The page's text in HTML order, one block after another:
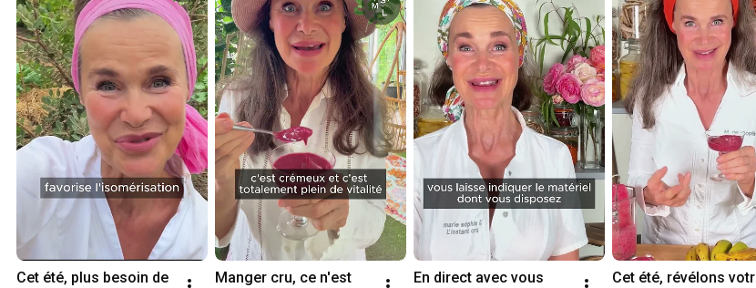
Cet été, plus besoin de
Manger cru, ce n'est
En direct avec vous
Cet été, révélons